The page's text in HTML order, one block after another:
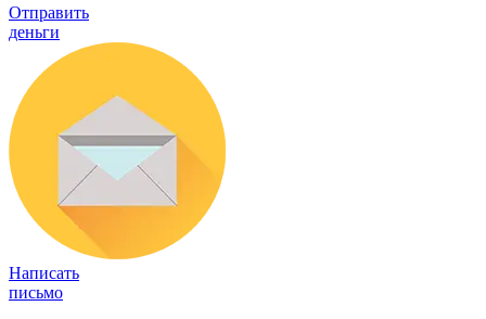
Отправить
деньги
Написать
письмо